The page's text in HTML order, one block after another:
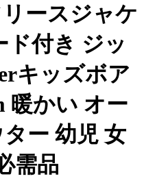
ースジャケ
ド付き ジッ
キッズボア
暖かい オー
ー 幼児 女
需品